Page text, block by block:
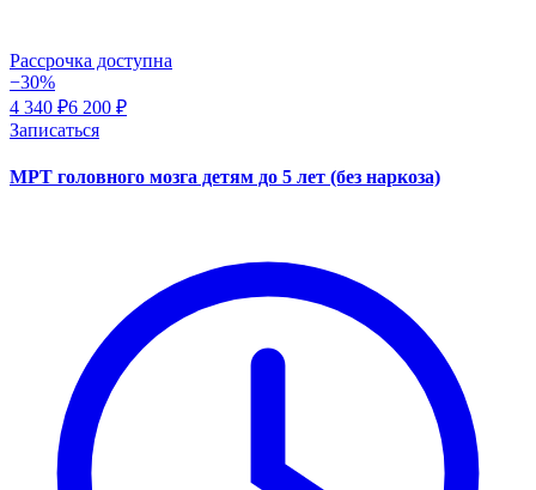
Рассрочка доступна
−30%
4 340 ₽6 200 ₽
Записаться
МРТ головного мозга детям до 5 лет (без наркоза)